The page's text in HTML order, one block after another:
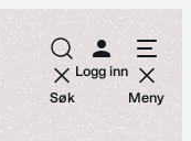
Søk
Logg inn
Meny